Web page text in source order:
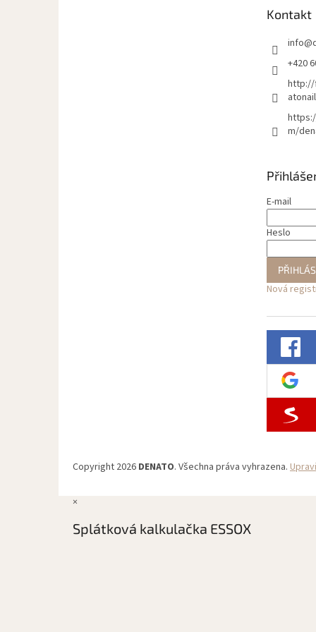
Kontakt
info@
+420
http://
m/
E-mail
Heslo
Nová
Copyright 2026 DENATO. Všechna práva vyhrazena.
×
Splátková kalkulačka ESSOX